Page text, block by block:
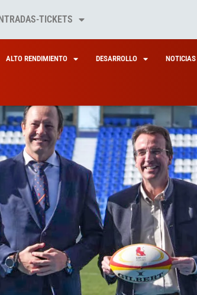
TICKETS
ALTO RENDIMIENTO DESARROLLO NOTICIAS